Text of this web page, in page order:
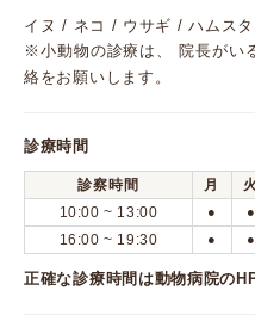
イヌ / ネコ / ウサギ / ハムス
※小動物の診療は、 院長がい
絡をお願いします。
診療時間
診察時間 月 火
10:00 ~ 13:00
● ●
16:00 ~ 19:30 ● ●
正確な診療時間は動物病院の